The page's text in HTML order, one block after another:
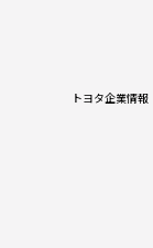
トヨタ企業情報